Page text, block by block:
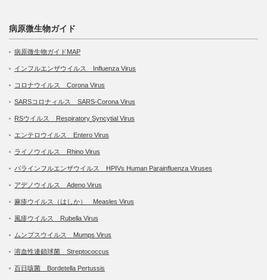
病原微生物ガイド
病原微生物ガイドMAP
インフルエンザウイルス Influenza Virus
コロナウイルス Corona Virus
SARSコロナィルス SARS-Corona Virus
RSウイルス Respiratory Syncytial Virus
エンテロウイルス Entero Virus
ライノウイルス Rhino Virus
パラインフルエンザウイルス HPIVs Human Parainfluenza Viruses
アデノウイルス Adeno Virus
麻疹ウイルス（はしか） Measles Virus
風疹ウイルス Rubella Virus
ムンプスウイルス Mumps Virus
溶血性連鎖球菌 Streptococcus
百日咳菌 Bordetella Pertussis